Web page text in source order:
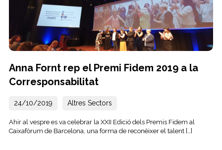
Anna Fornt rep el Premi Fidem 2019 a la
Corresponsabilitat
24/10/2019 Altres Sectors
Ahir al vespre es va celebrar la XXII Edició dels Premis Fidem al
Caixafòrum de Barcelona, una forma de reconèixer el talent […]